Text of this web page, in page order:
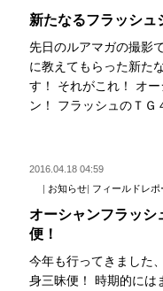
新たなるフラッシュ
先日のルアマガの撮影
に教えてもらった新た
す！ それがこれ！ オ
ン！ フラッシュのＴＧ
2016.04.18 04:59
| お知らせ| フィールドレポ
オーシャンフラッ
便！
今年も行ってきました
身三昧便！ 時期的には